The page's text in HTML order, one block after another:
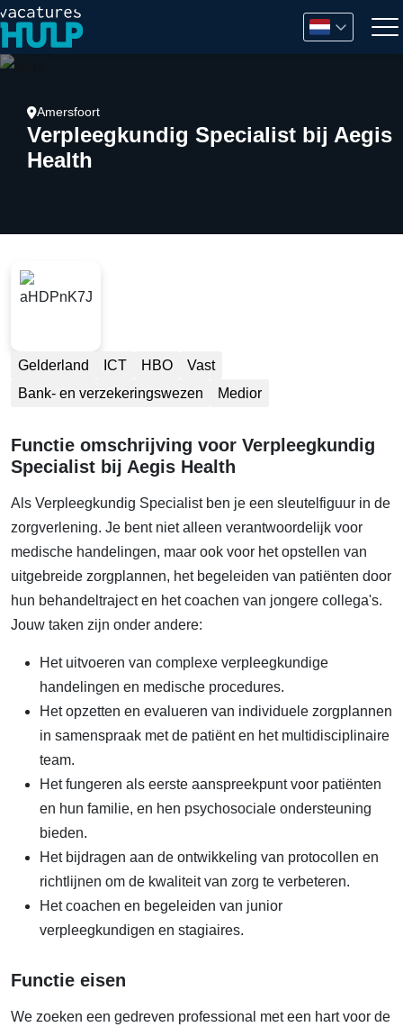
Amersfoort
Verpleegkundig Specialist bij Aegis
Health
Gelderland ICT HBO
Vast
Bank- en verzekeringswezen
Medior
Functie omschrijving voor Verpleegkundig
Specialist bij Aegis Health
Als Verpleegkundig Specialist ben je een sleutelfiguur in de
zorgverlening. Je bent niet alleen verantwoordelijk voor
medische handelingen, maar ook voor het opstellen van
uitgebreide zorgplannen, het begeleiden van patiënten door
hun behandeltraject en het coachen van jongere collega's.
Jouw taken zijn onder andere:
Het uitvoeren van complexe verpleegkundige
handelingen en medische procedures.
Het opzetten en evalueren van individuele zorgplannen
in samenspraak met de patiënt en het multidisciplinaire
team.
Het fungeren als eerste aanspreekpunt voor patiënten
en hun familie, en hen psychosociale ondersteuning
bieden.
Het bijdragen aan de ontwikkeling van protocollen en
richtlijnen om de kwaliteit van zorg te verbeteren.
Het coachen en begeleiden van junior
verpleegkundigen en stagiaires.
Functie eisen
We zoeken een gedreven professional met een hart voor de